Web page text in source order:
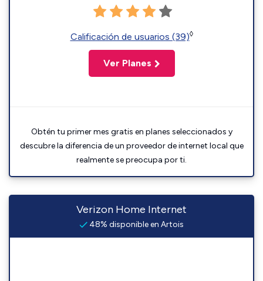
Calificación de usuarios (39)◊
Ver Planes
Obtén tu primer mes gratis en planes seleccionados y
descubre la diferencia de un proveedor de internet local que
realmente se preocupa por ti.
Verizon Home Internet
48% disponible en Artois